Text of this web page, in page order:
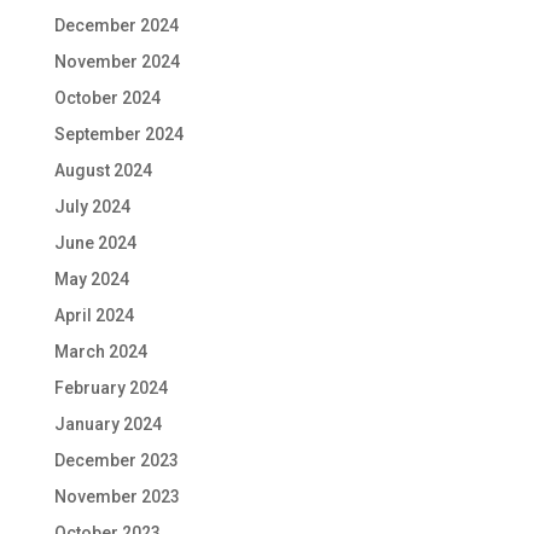
December 2024
November 2024
October 2024
September 2024
August 2024
July 2024
June 2024
May 2024
April 2024
March 2024
February 2024
January 2024
December 2023
November 2023